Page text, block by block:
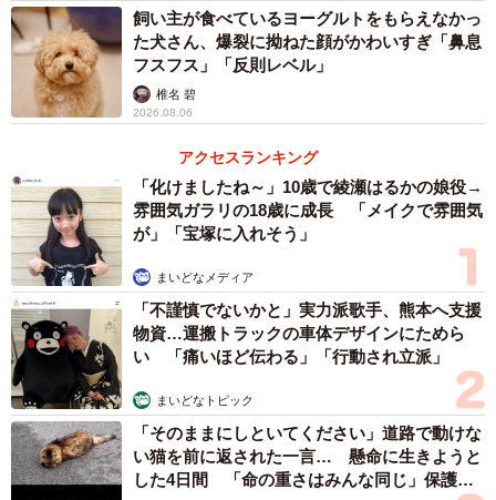
4/5
名前の由来は…
飼い主が食べているヨーグルトをもらえなかっ
た犬さん、爆裂に拗ねた顔がかわいすぎ「鼻息
フスフス」「反則レベル」
椎名 碧
2026.08.06
アクセスランキング
「化けましたね～」10歳で綾瀬はるかの娘役→
雰囲気ガラリの18歳に成長 「メイクで雰囲気
が」「宝塚に入れそう」
まいどなメディア
「不謹慎でないかと」実力派歌手、熊本へ支援
物資…運搬トラックの車体デザインにためら
い 「痛いほど伝わる」「行動され立派」
まいどなトピック
「そのままにしといてください」道路で動けな
い猫を前に返された一言… 懸命に生きようと
した4日間 「命の重さはみんな同じ」保護団